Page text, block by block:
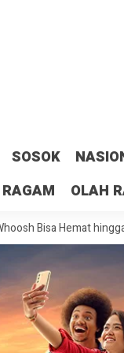
SOSOK
RAGAM OLAH
hingga Rp1,5